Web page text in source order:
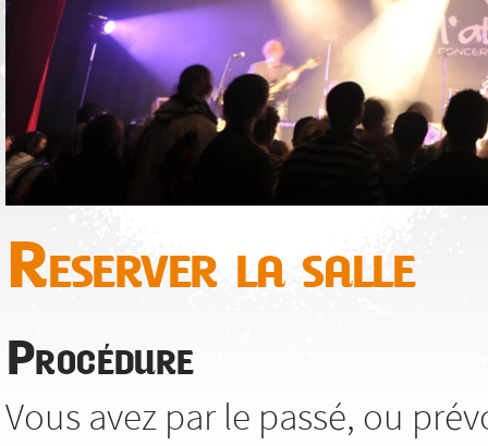
Reserver la salle
Procédure
Vous avez par le passé, ou